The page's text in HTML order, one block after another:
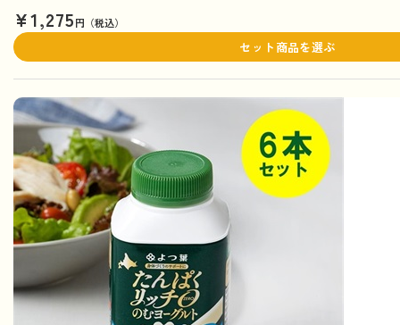
¥1,275円（税込）
セット商品を選ぶ